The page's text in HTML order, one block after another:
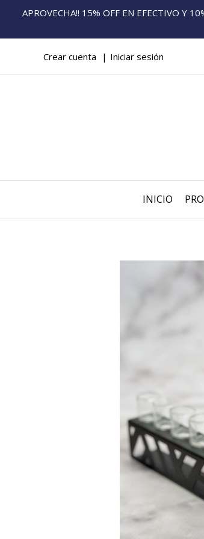
APROVECHA!! 15% OFF EN EFECTIVO Y
Crear cuenta Iniciar sesión
INICIO